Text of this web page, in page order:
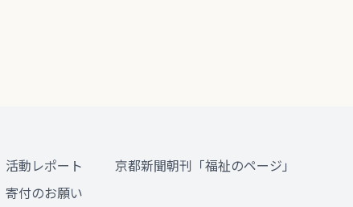
活動レポート
京都新聞朝刊「福祉のページ」
寄付のお願い